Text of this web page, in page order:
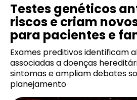
Testes genéticos
riscos e criam
para pacientes e
Exames preditivos identificam
associadas a doenças
sintomas e ampliam debates
planejamento